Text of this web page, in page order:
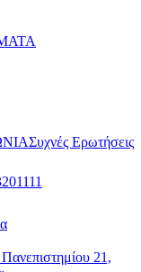
Συχνές Ερωτήσεις
21,